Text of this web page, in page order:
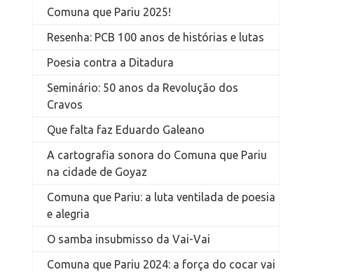
Comuna que Pariu 2025!
Resenha: PCB 100 anos de histórias e lutas
Poesia contra a Ditadura
Seminário: 50 anos da Revolução dos
Cravos
Que falta faz Eduardo Galeano
A cartografia sonora do Comuna que Pariu
na cidade de Goyaz
Comuna que Pariu: a luta ventilada de poesia
e alegria
O samba insubmisso da Vai-Vai
Comuna que Pariu 2024: a força do cocar vai